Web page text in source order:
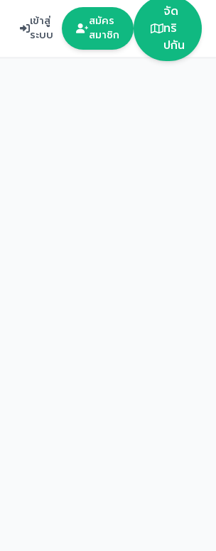
เข้าสู่
ระบบ
สมัคร
สมาชิก
จัด
ทริ
ปกัน